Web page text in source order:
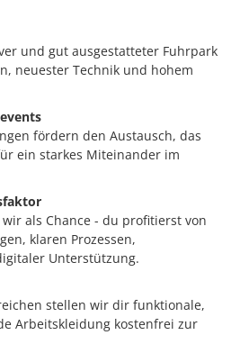
und gut ausgestatteter Fuhrpark
neuester Technik und hohem
fördern den Austausch, das
ein starkes Miteinander im
als Chance - du profitierst von
klaren Prozessen,
Unterstützung.
stellen wir dir funktionale,
Arbeitskleidung kostenfrei zur